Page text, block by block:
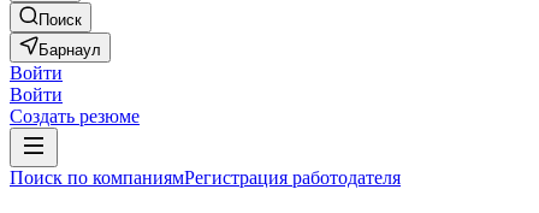
Поиск
Барнаул
Войти
Войти
Создать резюме
Поиск по компаниямРегистрация работодателя